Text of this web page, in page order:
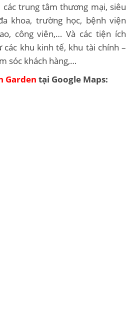
trung tâm thương mại, siêu
khoa, trường học, bệnh viện
công viên,… Và các tiện ích
các khu kinh tế, khu tài chính –
sóc khách hàng,…
Garden tại Google Maps: